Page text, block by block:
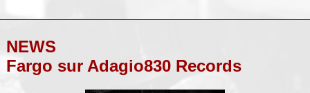
NEWS
Fargo sur Adagio830 Records